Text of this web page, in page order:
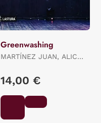
Greenwashing
MARTÍNEZ JUAN, ALICIA
14,00 €